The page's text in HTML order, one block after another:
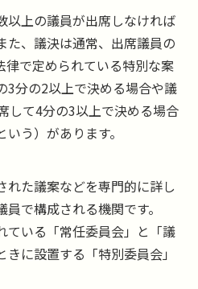
以上の議員が出席しなければ
た、議決は通常、出席議員の
律で定められている特別な案
3分の2以上で決める場合や議
して4分の3以上で決める場合
いう）があります。
れた議案などを専門的に詳し
で構成される機関です。
ている「常任委員会」と「議
に設置する「特別委員会」